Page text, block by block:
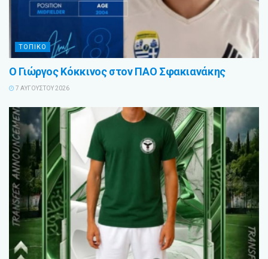
ΤΟΠΙΚΟ
Ο Γιώργος Κόκκινος στον ΠΑΟ Σφακιανάκης
7 ΑΥΓΟΎΣΤΟΥ 2026